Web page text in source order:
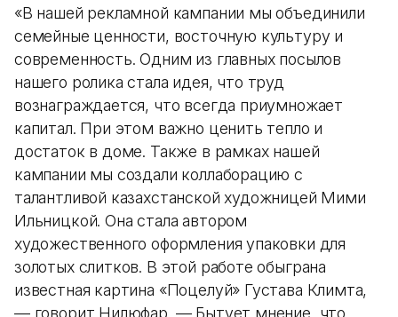
«В нашей рекламной кампании мы объединили
семейные ценности, восточную культуру и
современность. Одним из главных посылов
нашего ролика стала идея, что труд
вознаграждается, что всегда приумножает
капитал. При этом важно ценить тепло и
достаток в доме. Также в рамках нашей
кампании мы создали коллаборацию с
талантливой казахстанской художницей Мими
Ильницкой. Она стала автором
художественного оформления упаковки для
золотых слитков. В этой работе обыграна
известная картина «Поцелуй» Густава Климта,
— говорит Нилюфар. — Бытует мнение, что